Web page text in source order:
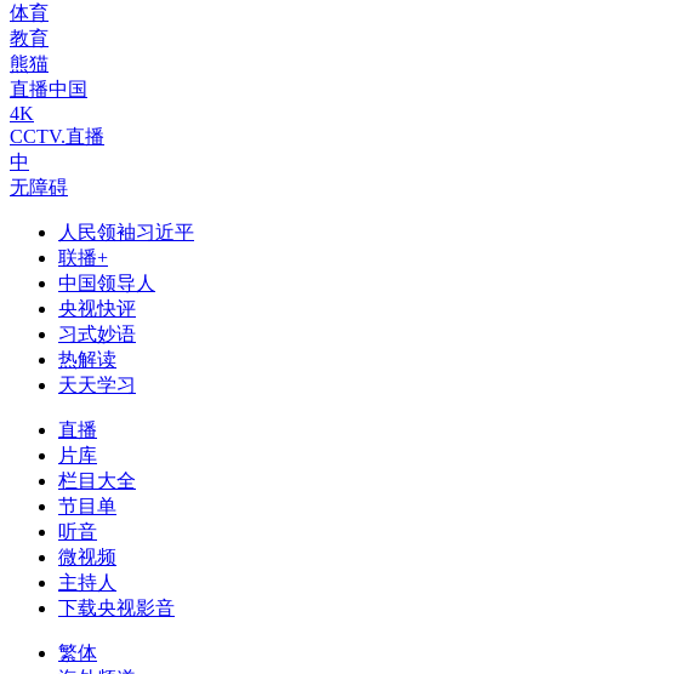
体育
教育
熊猫
直播中国
4K
CCTV.直播
中
无障碍
人民领袖习近平
联播+
中国领导人
央视快评
习式妙语
热解读
天天学习
直播
片库
栏目大全
节目单
听音
微视频
主持人
下载央视影音
繁体